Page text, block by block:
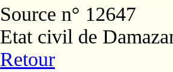
Source n° 12647
Etat civil de
Retour